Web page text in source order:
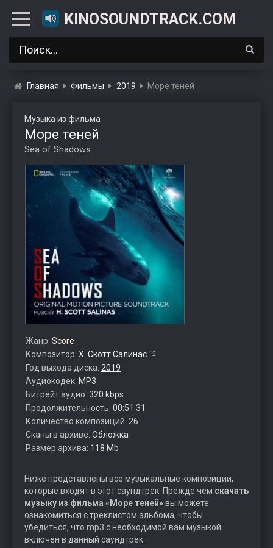
KINOSOUNDTRACK.COM
Главная Фильмы 2019 Море теней
Музыка из фильма
Море теней
Sea of Shadows
Жанр: Score
Композитор: Х. Скотт Салинас 12
Год выхода диска: 2019
Аудиокодек: MP3
Битрейт аудио: 320 kbps
Продолжительность: 00:51:31
Количество композиций: 26
Сканы в архиве: Обложка
Размер архива: 118 Mb
Ниже представлены все музыкальные композиции,
которые входят в этот саундтрек. Прежде чем скачать
музыку из фильма «Море теней»вы можете
ознакомиться с треклистом альбома, чтобы
убедиться, что mp3 с необходимой вам музыкой
включен в данный саундтрек.